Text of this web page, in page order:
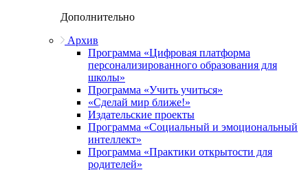
Дополнительно
Архив
Программа «Цифровая платформа
персонализированного образования для
школы»
Программа «Учить учиться»
«Сделай мир ближе!»
Издательские проекты
Программа «Социальный и эмоциональный
интеллект»
Программа «Практики открытости для
родителей»